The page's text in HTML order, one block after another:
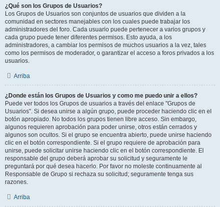
¿Qué son los Grupos de Usuarios?
Los Grupos de Usuarios son conjuntos de usuarios que dividen a la
comunidad en sectores manejables con los cuales puede trabajar los
administradores del foro. Cada usuario puede pertenecer a varios grupos y
cada grupo puede tener diferentes permisos. Esto ayuda, a los
administradores, a cambiar los permisos de muchos usuarios a la vez, tales
como los permisos de moderador, o garantizar el acceso a foros privados a los
usuarios.
Arriba
¿Donde están los Grupos de Usuarios y como me puedo unir a ellos?
Puede ver todos los Grupos de usuarios a través del enlace "Grupos de
Usuarios". Si desea unirse a algún grupo, puede proceder haciendo clic en el
botón apropiado. No todos los grupos tienen libre acceso. Sin embargo,
algunos requieren aprobación para poder unirse, otros están cerrados y
algunos son ocultos. Si el grupo se encuentra abierto, puede unirse haciendo
clic en el botón correspondiente. Si el grupo requiere de aprobación para
unirse, puede solicitar unirse haciendo clic en el botón correspondiente. El
responsable del grupo deberá aprobar su solicitud y seguramente le
preguntará por qué desea hacerlo. Por favor no moleste continuamente al
Responsable de Grupo si rechaza su solicitud; seguramente tenga sus
razones.
Arriba